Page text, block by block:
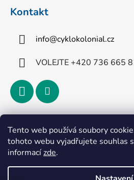
Tento web používá soubory
tohoto webu vyjadřujete souhlas
informacízde.
Kontakt
info@cyklokolonial.cz
VOLEJTE +420 736 665
Přijímáme online platby